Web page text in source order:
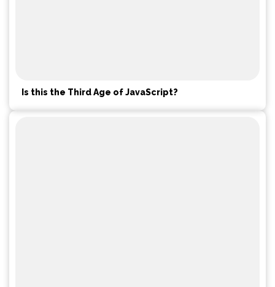
Is this the Third Age of JavaScript?